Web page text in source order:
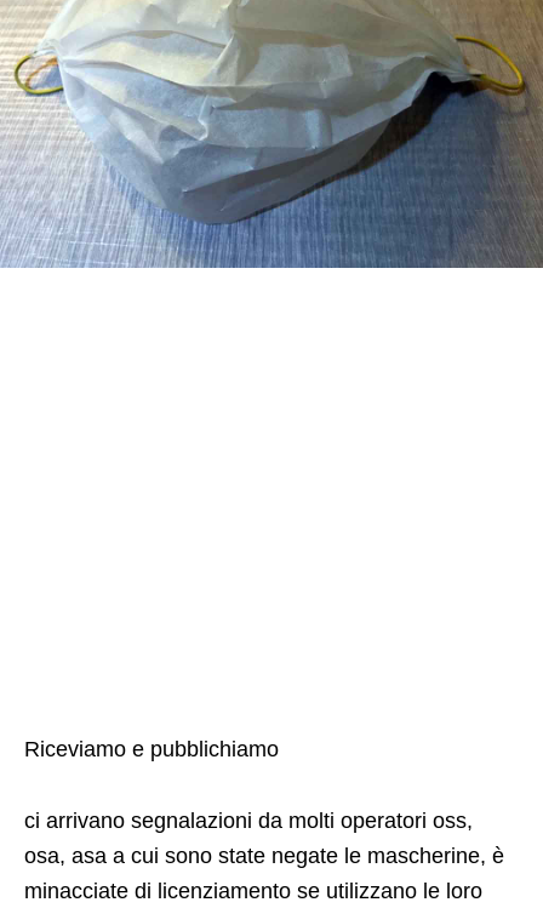
Riceviamo e pubblichiamo
ci arrivano segnalazioni da molti operatori oss,
osa, asa a cui sono state negate le mascherine, è
minacciate di licenziamento se utilizzano le loro